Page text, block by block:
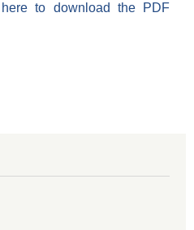
to download the PDF